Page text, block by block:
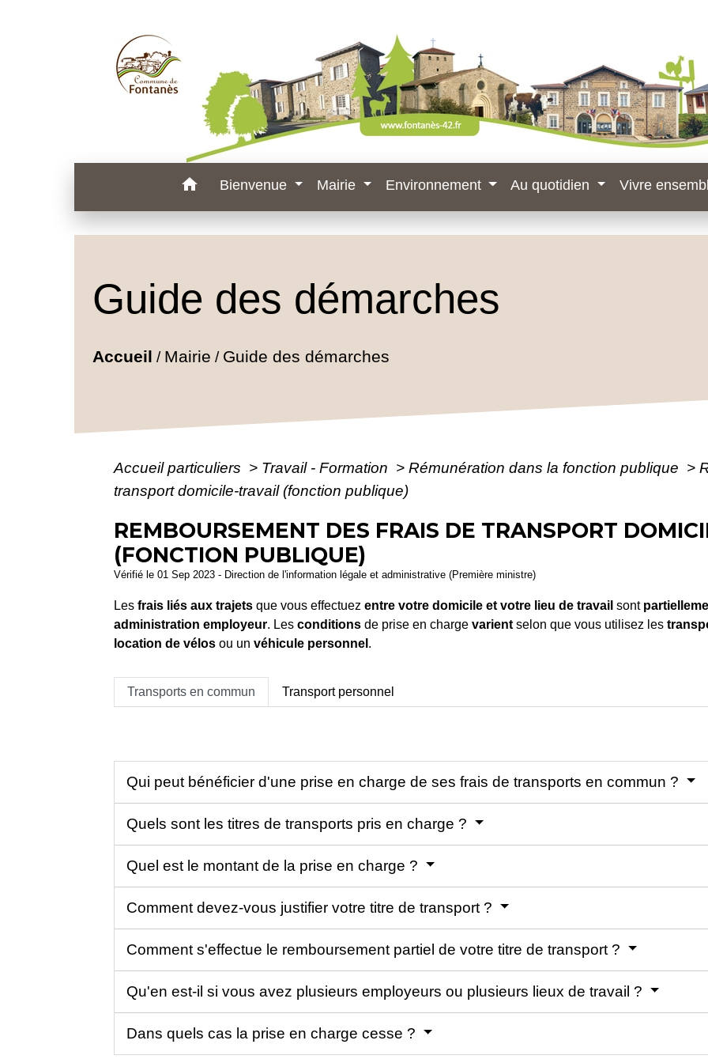
home Bienvenue Mairie Environnement Au quotidien Vivre
Guide des démarches
Accueil / Mairie / Guide des démarches
Accueil particuliers > Travail - Formation > Rémunération dans la fonction publique >
transport domicile-travail (fonction publique)
REMBOURSEMENT DES FRAIS DE TRANSPORT
(FONCTION PUBLIQUE)
Vérifié le 01 Sep 2023 - Direction de l'information légale et administrative (Première ministre)
Lesfrais liés aux trajets que vous effectuezentre votre domicile et votre lieu de travail sont
administration employeur. Lesconditions de prise en chargevarient selon que vous utilisez les
location de vélos ou unvéhicule personnel .
Transports en commun Transport personnel
Qui peut bénéficier d'une prise en charge de ses frais de transports en commun ?
Quels sont les titres de transports pris en charge ?
Quel est le montant de la prise en charge ?
Comment devez-vous justifier votre titre de transport ?
Comment s'effectue le remboursement partiel de votre titre de transport ?
Qu'en est-il si vous avez plusieurs employeurs ou plusieurs lieux de travail ?
Dans quels cas la prise en charge cesse ?